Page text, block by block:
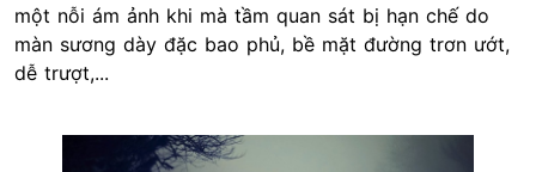
một nỗi ám ảnh khi mà tầm quan sát bị hạn chế do
màn sương dày đặc bao phủ, bề mặt đường trơn ướt,
dễ trượt,...